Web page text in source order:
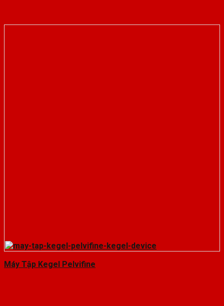
Máy Tập Kegel Pelvifine